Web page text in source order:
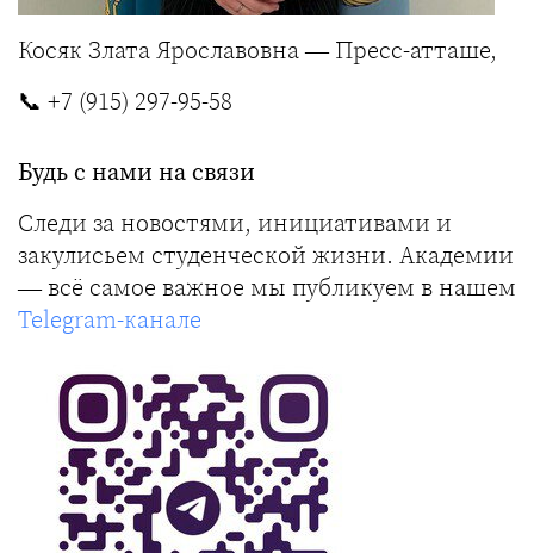
Косяк Злата Ярославовна — Пресс-атташе,
📞 +7 (915) 297-95-58
Будь с нами на связи
Следи за новостями, инициативами и
закулисьем студенческой жизни. Академии
— всё самое важное мы публикуем в нашем
Telegram-канале